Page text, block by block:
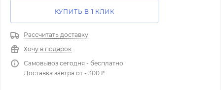
КУПИТЬ В 1 КЛИК
Рассчитать доставку
Хочу в подарок
Самовывоз сегодня - бесплатно
Доставка завтра от - 300 ₽